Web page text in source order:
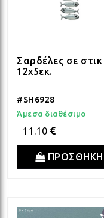
Σαρδέλες σε στικ
12x5εκ.
#SH6928
Άμεσα διαθέσιμο
11.10
ΠΡΟΣΘΗΚΗ